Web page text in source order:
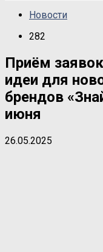
Новости
282
Приём
идеи для
брендов
июня
26.05.2025